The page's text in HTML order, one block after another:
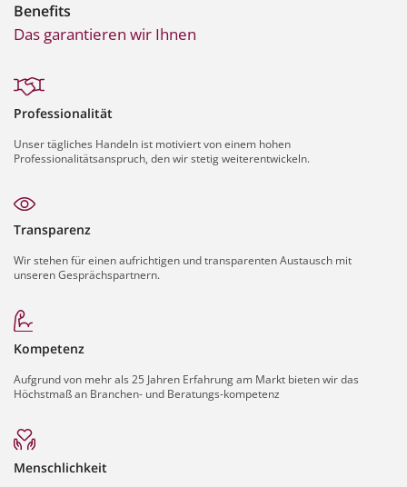
Benefits
Das garantieren wir Ihnen
Professionalität
Unser tägliches Handeln ist motiviert von einem hohen
Professionalitätsanspruch, den wir stetig weiterentwickeln.
Transparenz
Wir stehen für einen aufrichtigen und transparenten Austausch mit
unseren Gesprächspartnern.
Kompetenz
Aufgrund von mehr als 25 Jahren Erfahrung am Markt bieten wir das
Höchstmaß an Branchen- und Beratungs-kompetenz
Menschlichkeit